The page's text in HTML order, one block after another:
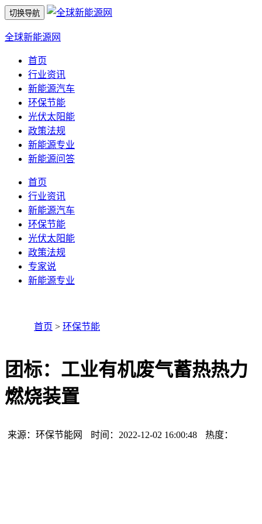
切换导航
全球新能源网
首页
行业资讯
新能源汽车
环保节能
光伏太阳能
政策法规
新能源专业
新能源问答
首页
行业资讯
新能源汽车
环保节能
光伏太阳能
政策法规
专家说
新能源专业
首页 > 环保节能
团标：工业有机废气蓄热热力
燃烧装置
来源：环保节能网 时间：2022-12-02 16:00:48 热度：